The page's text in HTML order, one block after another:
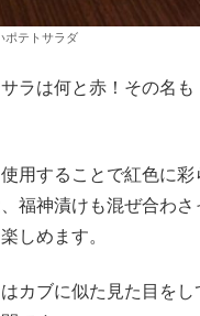
ポテトサラダ
ラは何と赤！その名も
用することで紅色に彩
福神漬けも混ぜ合わさ
しめます。
カブに似た見た目をし